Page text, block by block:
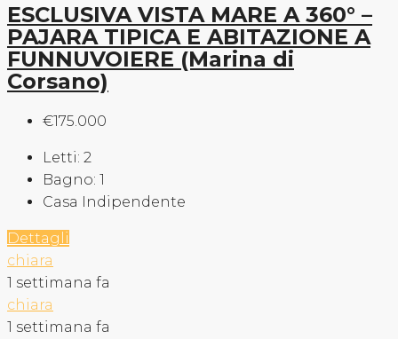
ESCLUSIVA VISTA MARE A 360° –
PAJARA TIPICA E ABITAZIONE A
FUNNUVOIERE (Marina di
Corsano)
€175.000
Letti: 2
Bagno: 1
Casa Indipendente
Dettagli
chiara
1 settimana fa
chiara
1 settimana fa